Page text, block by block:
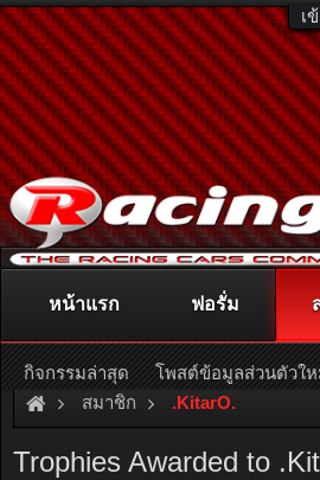
เ
ติดต่อลงโฆษณา
หรืออ่านรายละเอียดเพิ่ม
สมาชิก .KitarO.
Trophies Awarded to
หน้าแรก ฟอรั่ม
กิจกรรมล่าสุด โพสต์ข้อมูลส่วนตัวใ